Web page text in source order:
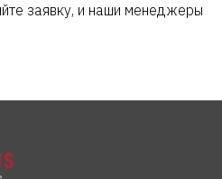
заявку, и наши менеджеры